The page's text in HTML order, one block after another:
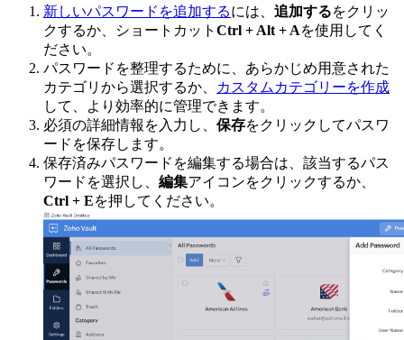
新しいパスワードを追加するには、 追加するをクリッ
クするか、ショートカット Ctrl + Alt + Aを使用してく
ださい。
パスワードを整理するために、あらかじめ用意された
カテゴリから選択するか、
カスタムカテゴリーを作成
して、より効率的に管理できます。
必須の詳細情報を入力し、 保存をクリックしてパスワ
ードを保存します。
保存済みパスワードを編集する場合は、該当するパス
ワードを選択し、 編集アイコンをクリックするか、
Ctrl + Eを押してください。